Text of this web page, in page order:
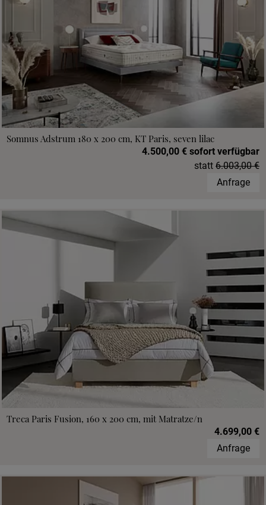
Somnus Adstrum 180 x 200 cm, KT Paris, seven lilac
4.500,00 € sofort verfügbar
statt 6.003,00 €
Anfrage
Treca Paris Fusion, 160 x 200 cm, mit Matratze/n
4.699,00 €
Anfrage